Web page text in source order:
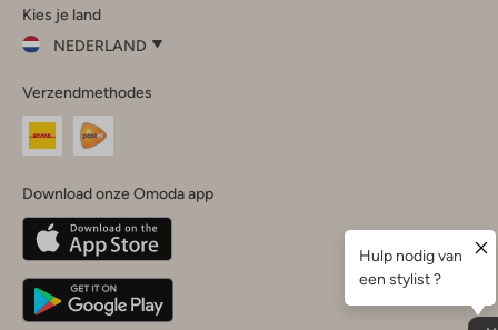
InstagramFacebook
Kies je land
NEDERLAND
je
land
Nederland
Belgique(Français)
Deutschland
Verzendmethodes
Download onze Omoda app